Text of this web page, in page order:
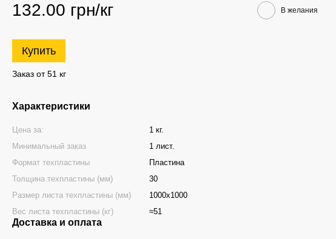
132.00 грн/кг В желания
Купить
Заказ от 51 кг
Характеристики
Цена за:
1 кг.
Минимальный заказ
1 лист.
Формат техпластины
Пластина
Толщина техпластины (мм)
30
Размер листа техпластины (мм)
1000х1000
Вес листа техпластины (кг)
≈51
Доставка и оплата